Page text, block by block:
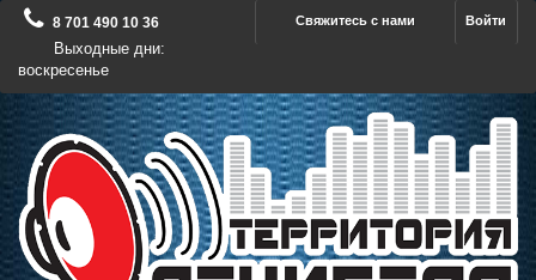
Войти
Свяжитесь с нами
8 701 490 10 36
Выходные дни:
воскресенье